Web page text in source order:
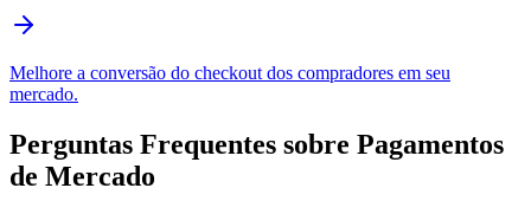
Melhore a conversão do checkout dos compradores em seu
mercado.
Perguntas Frequentes sobre Pagamentos
de Mercado